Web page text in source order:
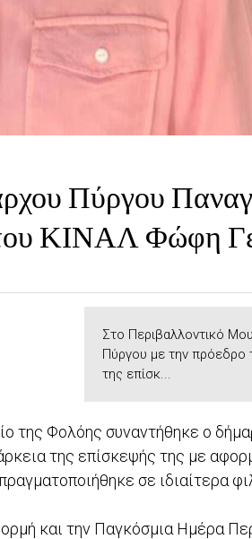
Πύργου
ΚΙΝΑΛ Φώφη
Στο Περιβαλλοντικό
Πύργου με την πρόεδρο
της επίσκ...
της Φολόης συναντήθηκε ο
της επίσκεψής της με
σε ιδιαίτερα
και την Παγκόσμια Ημέρα